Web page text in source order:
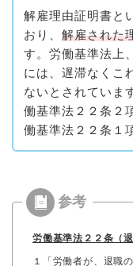
解雇理由証明書と
おり、 解雇された
す。労働基準法上
には、遅滞なくこ
ないとされていま
働基準法２２条２
働基準法２２条１
労働基準法２２条（
１「労働者が、退職